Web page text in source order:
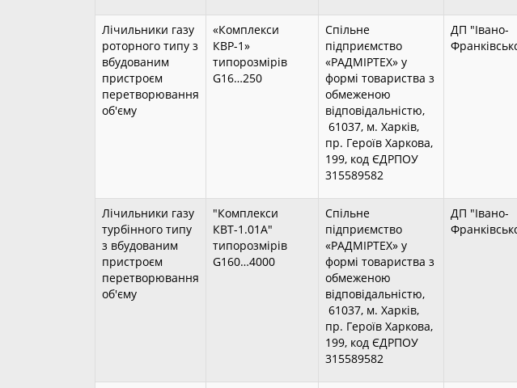
Лічильники газу
роторного типу з
вбудованим
пристроєм
перетворювання
об'єму
«Комплекси
КВР-1»
типорозмірів
G16…250
Спільне
підприємство
«РАДМІРТЕХ» у
формі товариства з
обмеженою
відповідальністю,
61037, м. Харків,
пр. Героїв Харкова,
199, код ЄДРПОУ
315589582
ДП "Івано-
Лічильники газу
турбінного типу
з вбудованим
пристроєм
перетворювання
об'єму
"Комплекси
КВТ-1.01А"
типорозмірів
G160…4000
Спільне
підприємство
«РАДМІРТЕХ» у
формі товариства з
обмеженою
відповідальністю,
61037, м. Харків,
пр. Героїв Харкова,
199, код ЄДРПОУ
315589582
ДП "Івано-